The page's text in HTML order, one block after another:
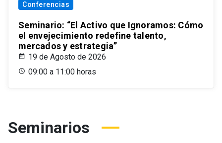
Conferencias
Seminario: “El Activo que Ignoramos: Cómo
el envejecimiento redefine talento,
mercados y estrategia”
19 de Agosto de 2026
09:00 a 11:00 horas
Seminarios